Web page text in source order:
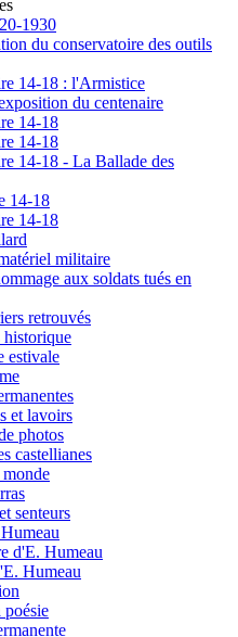
1930
du conservatoire des outils
14-18 : l'Armistice
du centenaire
14-18
14-18
14-18 - La Ballade des
14-18
14-18
militaire
aux soldats tués en
retrouvés
historique
estivale
et lavoirs
photos
castellianes
senteurs
d'E. Humeau
Humeau
poésie